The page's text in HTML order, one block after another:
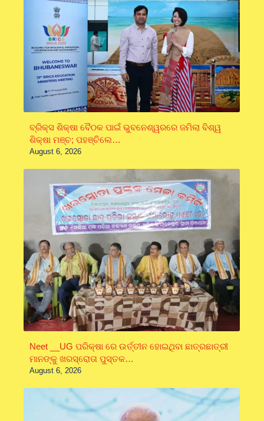
ବ୍ରିକ୍ସ ଶିକ୍ଷା ବୈଠକ ପାଇଁ ଭୁବନେଶ୍ୱରରେ ଜମିଲା ବିଶ୍ୱ
ଶିକ୍ଷା ମଞ୍ଚ; ପହଞ୍ଚିଲେ…
August 6, 2026
Neet __UG ପରିକ୍ଷା ରେ ଉର୍ତ୍ତୀନ ହୋଇଥିବା ଛାତ୍ରଛାତ୍ରୀ
ମାନଙ୍କୁ ଖରସ୍ରୋତା ପୁସ୍ତକ…
August 6, 2026